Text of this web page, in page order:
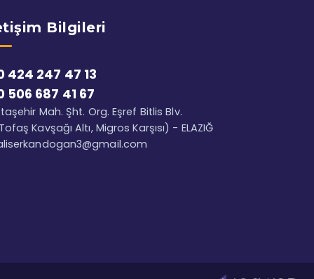
Bilgileri
424 247 47 13
506 687 41 67
Mah. Şht. Org. Eşref Bitlis Blv.
Kavşağı Altı, Migros Karşısı) - ELAZIĞ